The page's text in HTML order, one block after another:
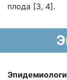
плода [3, 4].